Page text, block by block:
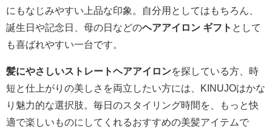
にもなじみやすい上品な印象。自分用としてはもちろん、
誕生日や記念日、母の日などのヘアアイロン ギフト として
も喜ばれやすい一台です。
髪にやさしいストレートヘアアイロンを探している方、時
短と仕上がりの美しさを両立したい方には、KINUJOはかな
り魅力的な選択肢。毎日のスタイリング時間を、もっと快
適で楽しいものにしてくれるおすすめの美髪アイテムで